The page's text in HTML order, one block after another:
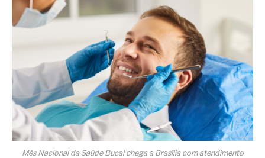
Mês Nacional da Saúde Bucal chega a Brasília com atendimento